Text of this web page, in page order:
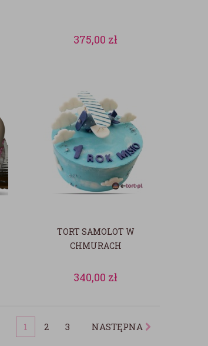
375,00 zł
TORT SAMOLOT W
CHMURACH
340,00 zł
1 2 3 NASTĘPNA